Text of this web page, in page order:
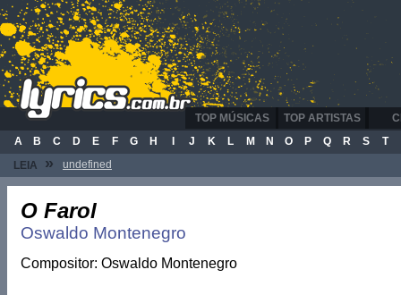
TOP ARTISTAS
TOP MÚSICAS
A
B C D E F G H J K L M N O P Q R S T
LEIA
» undefined
O Farol
Oswaldo Montenegro
Compositor: Oswaldo Montenegro